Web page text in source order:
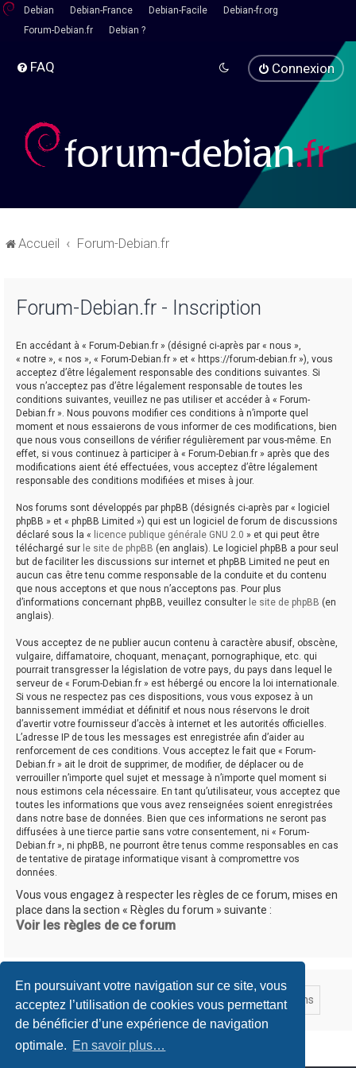
En poursuivant votre navigation sur ce site, vous
acceptez l’utilisation de cookies vous permettant
de bénéficier d’une expérience de navigation
optimale. En savoir plus…
Debian Debian-France Debian-Facile
Debian-fr.org
Forum-Debian.fr
Debian ?
FAQ Connexion
Accueil Forum-Debian.fr
Forum-Debian.fr - Inscription
En accédant à « Forum-Debian.fr » (désigné ci-après par « nous »,
« notre », « nos », « Forum-Debian.fr » et « https://forum-debian.fr »), vous
acceptez d’être légalement responsable des conditions suivantes. Si
vous n’acceptez pas d’être légalement responsable de toutes les
conditions suivantes, veuillez ne pas utiliser et accéder à « Forum-
Debian.fr ». Nous pouvons modifier ces conditions à n’importe quel
moment et nous essaierons de vous informer de ces modifications, bien
que nous vous conseillons de vérifier régulièrement par vous-même. En
effet, si vous continuez à participer à « Forum-Debian.fr » après que des
modifications aient été effectuées, vous acceptez d’être légalement
responsable des conditions modifiées et mises à jour.
Nos forums sont développés par phpBB (désignés ci-après par « logiciel
phpBB » et « phpBB Limited ») qui est un logiciel de forum de discussions
déclaré sous la « licence publique générale GNU 2.0 » et qui peut être
téléchargé sur le site de phpBB (en anglais). Le logiciel phpBB a pour seul
but de faciliter les discussions sur internet et phpBB Limited ne peut en
aucun cas être tenu comme responsable de la conduite et du contenu
que nous acceptons et que nous n’acceptons pas. Pour plus
d’informations concernant phpBB, veuillez consulter le site de phpBB (en
anglais).
Vous acceptez de ne publier aucun contenu à caractère abusif, obscène,
vulgaire, diffamatoire, choquant, menaçant, pornographique, etc. qui
pourrait transgresser la législation de votre pays, du pays dans lequel le
serveur de « Forum-Debian.fr » est hébergé ou encore la loi internationale.
Si vous ne respectez pas ces dispositions, vous vous exposez à un
bannissement immédiat et définitif et nous nous réservons le droit
d’avertir votre fournisseur d’accès à internet et les autorités officielles.
L’adresse IP de tous les messages est enregistrée afin d’aider au
renforcement de ces conditions. Vous acceptez le fait que « Forum-
Debian.fr » ait le droit de supprimer, de modifier, de déplacer ou de
verrouiller n’importe quel sujet et message à n’importe quel moment si
nous estimons cela nécessaire. En tant qu’utilisateur, vous acceptez que
toutes les informations que vous avez renseignées soient enregistrées
dans notre base de données. Bien que ces informations ne seront pas
diffusées à une tierce partie sans votre consentement, ni « Forum-
Debian.fr », ni phpBB, ne pourront être tenus comme responsables en cas
de tentative de piratage informatique visant à compromettre vos
données.
Vous vous engagez à respecter les règles de ce forum, mises en
place dans la section « Règles du forum » suivante :
Voir les règles de ce forum